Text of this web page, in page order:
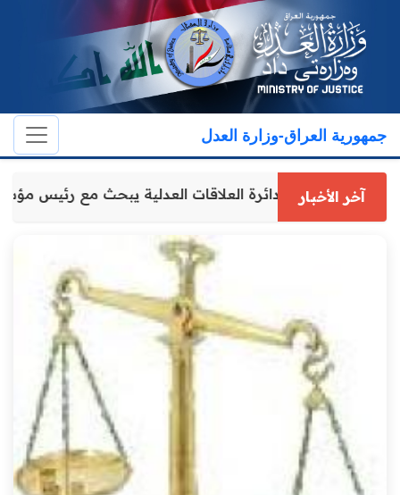
جمهورية العراق-وزارة العدل
آخر الأخبارمدير عام دائرة العلاقات العدلية يبحث مع رئيس